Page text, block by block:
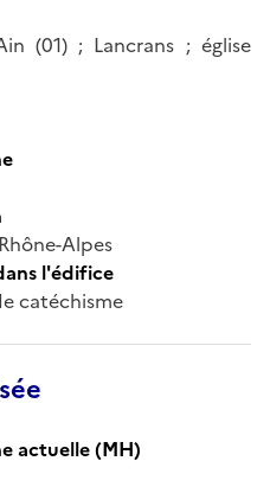
(01) ; Lancrans ; église
Alpes
l'édifice
catéchisme
actuelle (MH)